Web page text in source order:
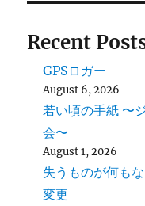
Recent
GPSロガー
August 6, 2026
若い頃の手紙 〜
会〜
August 1, 2026
失うものが何も
変更